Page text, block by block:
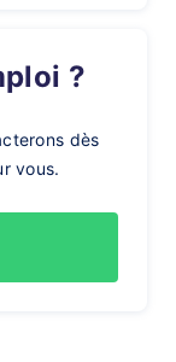
?
dès
vous.